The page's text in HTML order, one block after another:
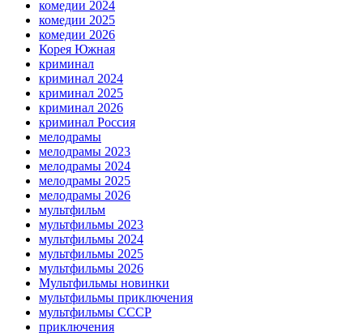
комедии 2024
комедии 2025
комедии 2026
Корея Южная
криминал
криминал 2024
криминал 2025
криминал 2026
криминал Россия
мелодрамы
мелодрамы 2023
мелодрамы 2024
мелодрамы 2025
мелодрамы 2026
мультфильм
мультфильмы 2023
мультфильмы 2024
мультфильмы 2025
мультфильмы 2026
Мультфильмы новинки
мультфильмы приключения
мультфильмы СССР
приключения